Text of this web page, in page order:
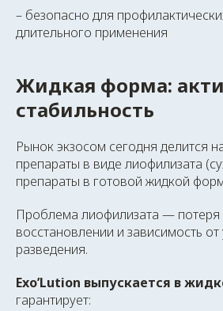
– безопасно для
длительного применения
Жидкая форма:
стабильность
Рынок экзосом сегодня делится
препараты в виде лиофилизата
препараты в готовой жидкой
Проблема лиофилизата — потеря
восстановлении и зависимость от
разведения.
Exo’Lution выпускается в
гарантирует: